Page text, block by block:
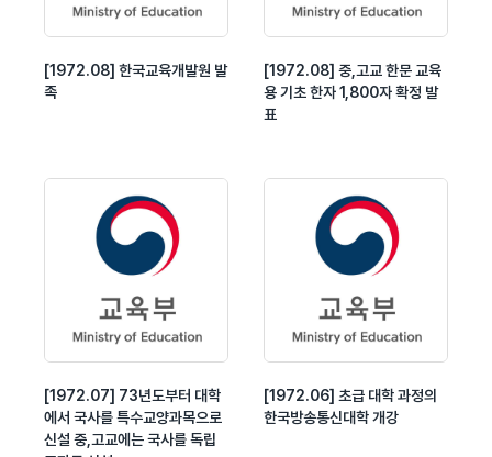
[1972.08] 한국교육개발원 발
족
[1972.08] 중,고교 한문 교육
용 기초 한자 1,800자 확정 발
표
[1972.07] 73년도부터 대학
에서 국사를 특수교양과목으로
신설 중,고교에는 국사를 독립
[1972.06] 초급 대학 과정의
한국방송통신대학 개강